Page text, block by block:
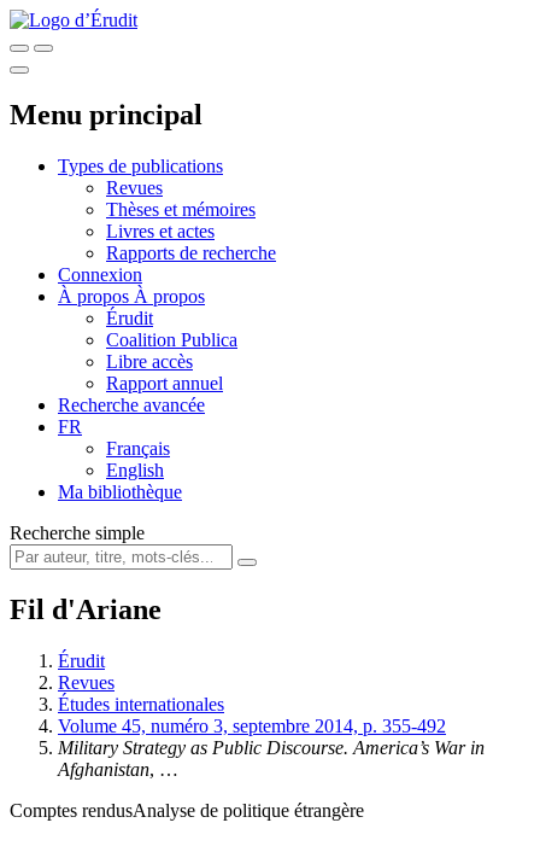
Menu principal
Types de publications
Revues
Thèses et mémoires
Livres et actes
Rapports de recherche
Connexion
À propos À propos
Érudit
Coalition Publica
Libre accès
Rapport annuel
Recherche avancée
FR
Français
English
Ma bibliothèque
Recherche simple
Fil d'Ariane
Érudit
Revues
Études internationales
Volume 45, numéro 3, septembre 2014, p. 355-492
Military Strategy as Public Discourse. America’s War in
Afghanistan, …
Comptes rendusAnalyse de politique étrangère